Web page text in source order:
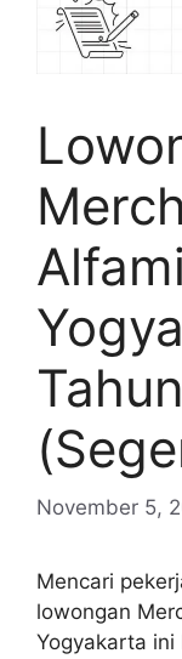
November 5,
Mencari
lowongan
Yogyakarta